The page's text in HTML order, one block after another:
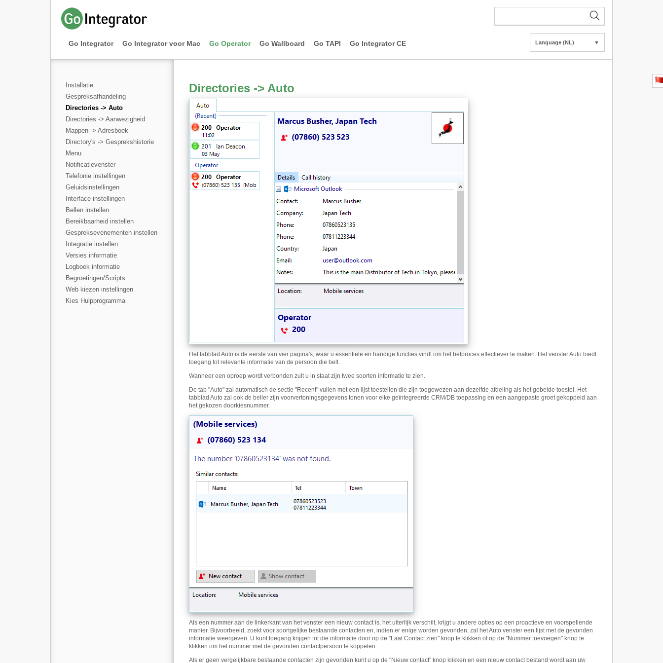
Go Integrator Go Integrator voor Mac Go Operator Go Wallboard Go TAPI Go Integrator CE Language (NL) ▼
Installatie
Gespreksafhandeling
Directories -> Auto
Directories -> Aanwezigheid
Mappen -> Adresboek
Directory's -> Gesprekshistorie
Menu
Notificatievenster
Telefonie instellingen
Geluidsinstellingen
Interface instellingen
Bellen instellen
Bereikbaarheid instellen
Gespreksevenementen instellen
Integratie instellen
Versies informatie
Logboek informatie
Begroetingen/Scripts
Web kiezen instellingen
Kies Hulpprogramma
Directories -> Auto
Het tabblad Auto is de eerste van vier pagina's, waar u essentiële en handige functies vindt om het belproces effectiever te maken. Het venster Auto biedt
toegang tot relevante informatie van de persoon die belt.
Wanneer een oproep wordt verbonden zult u in staat zijn twee soorten informatie te zien.
De tab "Auto" zal automatisch de sectie "Recent" vullen met een lijst toestellen die zijn toegewezen aan dezelfde afdeling als het gebelde toestel. Het
tabblad Auto zal ook de beller zijn voorvertoningsgegevens tonen voor elke geïntegreerde CRM/DB toepassing en een aangepaste groet gekoppeld aan
het gekozen doorkiesnummer.
Als een nummer aan de linkerkant van het venster een nieuw contact is, het uiterlijk verschilt, krijgt u andere opties op een proactieve en voorspellende
manier. Bijvoorbeeld, zoekt voor soortgelijke bestaande contacten en, indien er enige worden gevonden, zal het Auto venster een lijst met de gevonden
informatie weergeven. U kunt toegang krijgen tot die informatie door op de "Laat Contact zien" knop te klikken of op de "Nummer toevoegen" knop te
klikken om het nummer met de gevonden contactpersoon te koppelen.
Als er geen vergelijkbare bestaande contacten zijn gevonden kunt u op de "Nieuw contact" knop klikken en een nieuw contact bestand wordt aan uw